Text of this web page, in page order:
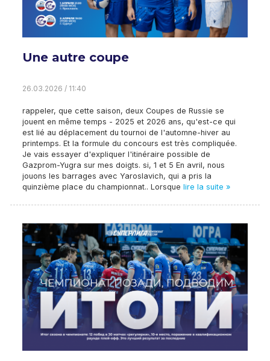
Une autre coupe
26.03.2026 / 11:40
rappeler, que cette saison, deux Coupes de Russie se
jouent en même temps - 2025 et 2026 ans, qu'est-ce qui
est lié au déplacement du tournoi de l'automne-hiver au
printemps. Et la formule du concours est très compliquée.
Je vais essayer d'expliquer l'itinéraire possible de
Gazprom-Yugra sur mes doigts. si, 1 et 5 En avril, nous
jouons les barrages avec Yaroslavich, qui a pris la
quinzième place du championnat.. Lorsque lire la suite »